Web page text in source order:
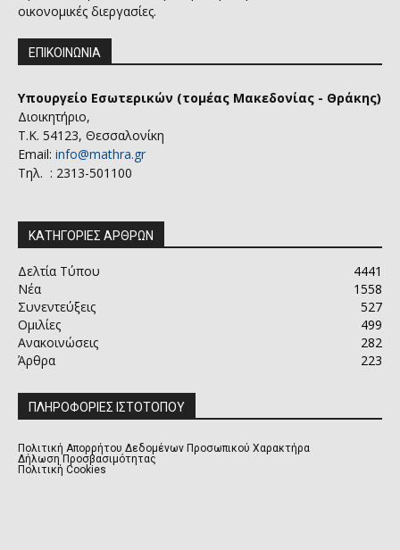
οικονομικές διεργασίες.
ΕΠΙΚΟΙΝΩΝΙΑ
Υπουργείο Εσωτερικών (τομέας Μακεδονίας - Θράκης)
Διοικητήριο,
Τ.Κ. 54123, Θεσσαλονίκη
Email: info@mathra.gr
Τηλ. : 2313-501100
ΚΑΤΗΓΟΡΙΕΣ ΑΡΘΡΩΝ
Δελτία Τύπου
4441
Νέα
1558
Συνεντεύξεις
527
Ομιλίες
499
Ανακοινώσεις
282
Άρθρα
223
ΠΛΗΡΟΦΟΡΙΕΣ ΙΣΤΟΤΟΠΟΥ
Πολιτική Απορρήτου Δεδομένων Προσωπικού Χαρακτήρα
Δήλωση Προσβασιμότητας
Πολιτική Cookies